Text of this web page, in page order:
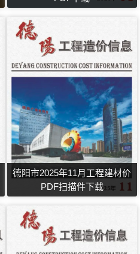
德阳市2025年11月工程建材价
PDF扫描件下载